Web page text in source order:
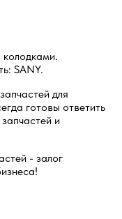
SANY.
для
готовы ответить
и
- залог